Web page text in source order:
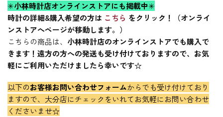
✳小林時計店オンラインストアにも掲載中✳
時計の詳細&購入希望の方は こちら をクリック！（オンライ
ンストアへページが移動します。）
こちらの商品は、 小林時計店のオンラインストアでも購入で
きます！遠方の方への発送も受け付けておりますので、お気
軽にご利用いただけましたら幸いです☆
以下のお客様お問い合わせフォームからでも受け付けており
ますので、 大分店にチェックをいれてお気軽にお問い合わせ
くださいませ☆